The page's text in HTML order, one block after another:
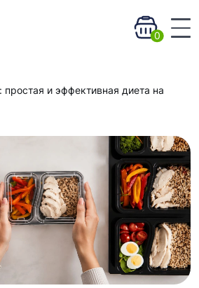
0
и эффективная диета на